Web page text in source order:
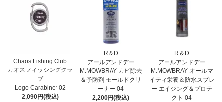
Chaos Fishing Club
カオスフィッシングクラ
ブ
Logo Carabiner 02
2,090円(税込)
R＆D
アールアンドデー
M.MOWBRAY カビ除去
＆予防剤 モールドクリ
ーナー 04
2,200円(税込)
R＆D
アールアンドデー
M.MOWBRAY オールマ
イティ栄養＆防水スプレ
ー エイジング＆プロテ
クト 04